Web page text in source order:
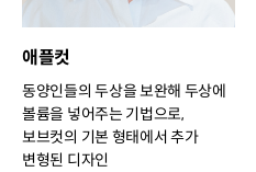
애플컷
동양인들의 두상을 보완해 두상에
볼륨을 넣어주는 기법으로,
보브컷의 기본 형태에서 추가
변형된 디자인